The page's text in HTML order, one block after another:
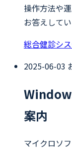
操作方法や
お答えしてい
総合健診シ
2025-06-03
案内
マイクロソ